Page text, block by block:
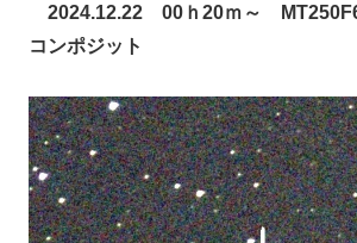
2024.12.22 00ｈ20ｍ～
コンポジット